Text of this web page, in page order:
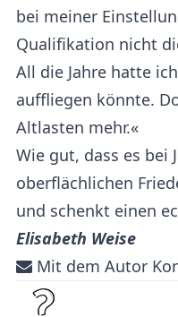
bei meiner
Qualifikation nicht
All die Jahre hatte
auffliegen könnte.
Altlasten mehr.«
Wie gut, dass es bei
oberflächlichen
und schenkt einen
Elisabeth Weise
Mit dem Autor